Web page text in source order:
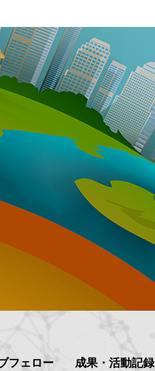
フェロー 成果・活動記録